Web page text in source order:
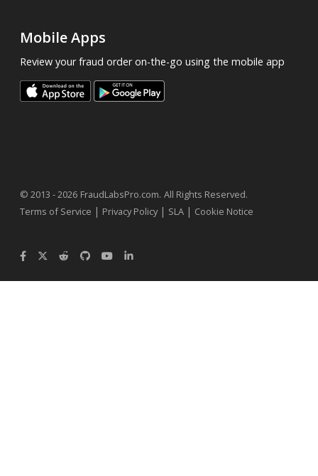
Mobile Apps
Review your fraud order on-the-go using the mobile app
© 2013 - 2026 FraudLabsPro.com. All Rights Reserved.
Terms of Service | Privacy Policy| SLA | Cookie Notice